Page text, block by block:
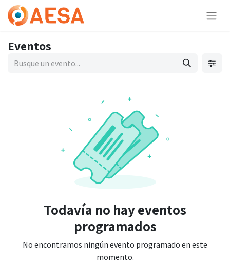
Eventos
Todavía no hay eventos
programados
No encontramos ningún evento programado en este
momento.